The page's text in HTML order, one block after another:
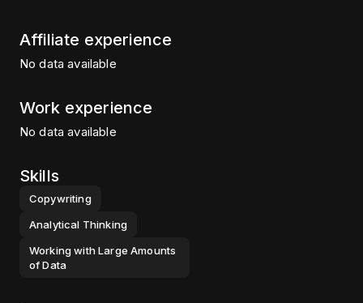
Affiliate experience
No data available
Work experience
No data available
Skills
Copywriting
Analytical Thinking
Working with Large Amounts
of Data